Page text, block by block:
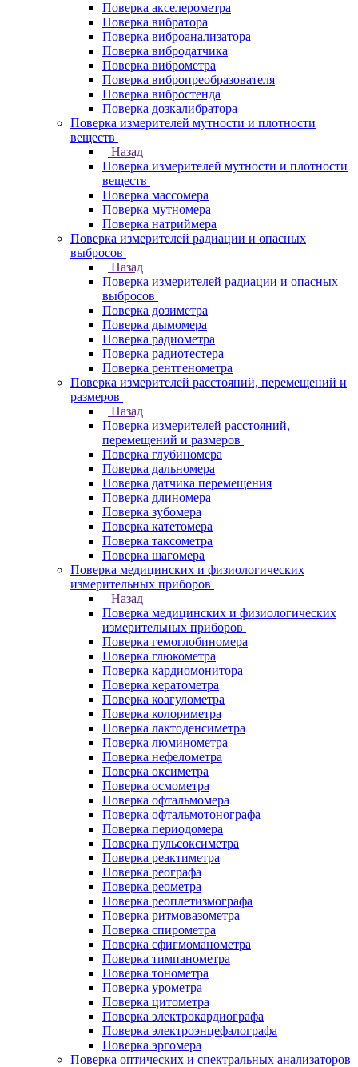
Поверка акселерометра
Поверка вибратора
Поверка виброанализатора
Поверка вибродатчика
Поверка виброметра
Поверка вибропреобразователя
Поверка вибростенда
Поверка дозкалибратора
Поверка измерителей мутности и плотности
веществ
Назад
Поверка измерителей мутности и плотности
веществ
Поверка массомера
Поверка мутномера
Поверка натриймера
Поверка измерителей радиации и опасных
выбросов
Назад
Поверка измерителей радиации и опасных
выбросов
Поверка дозиметра
Поверка дымомера
Поверка радиометра
Поверка радиотестера
Поверка рентгенометра
Поверка измерителей расстояний, перемещений и
размеров
Назад
Поверка измерителей расстояний,
перемещений и размеров
Поверка глубиномера
Поверка дальномера
Поверка датчика перемещения
Поверка длиномера
Поверка зубомера
Поверка катетомера
Поверка таксометра
Поверка шагомера
Поверка медицинских и физиологических
измерительных приборов
Назад
Поверка медицинских и физиологических
измерительных приборов
Поверка гемоглобиномера
Поверка глюкометра
Поверка кардиомонитора
Поверка кератометра
Поверка коагулометра
Поверка колориметра
Поверка лактоденсиметра
Поверка люминометра
Поверка нефелометра
Поверка оксиметра
Поверка осмометра
Поверка офтальмомера
Поверка офтальмотонографа
Поверка периодомера
Поверка пульсоксиметра
Поверка реактиметра
Поверка реографа
Поверка реометра
Поверка реоплетизмографа
Поверка ритмовазометра
Поверка спирометра
Поверка сфигмоманометра
Поверка тимпанометра
Поверка тонометра
Поверка урометра
Поверка цитометра
Поверка электрокардиографа
Поверка электроэнцефалографа
Поверка эргомера
Поверка оптических и спектральных анализаторов